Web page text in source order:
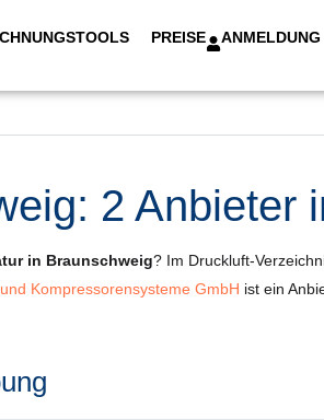
PREISE ANMELDUNG
2 Anbieter
in Braunschweig? Im Druckluft-
Kompressorensysteme GmbH ist ein